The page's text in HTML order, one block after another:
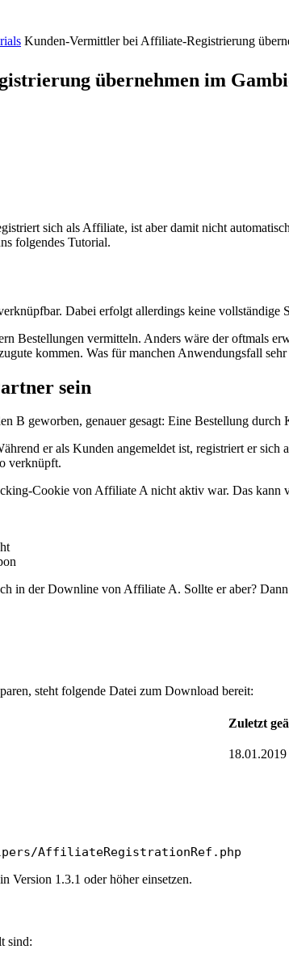
Kunden-Vermittler bei Affiliate-Registrierung
übernehmen im
sich als Affiliate, ist aber damit nicht
folgendes Tutorial.
Dabei erfolgt allerdings keine vollständige
Bestellungen vermitteln. Anders wäre der oftmals
kommen. Was für manchen Anwendungsfall
sein
B geworben, genauer gesagt: Eine Bestellung durch
er als Kunden angemeldet ist, registriert er
verknüpft.
Cookie von Affiliate A nicht aktiv war. Das kann
in der Downline von Affiliate A. Sollte er aber?
steht folgende Datei zum Download bereit:
Zuletzt
18.01.2019
AffiliateRegistrationRef.php
Version 1.3.1 oder höher einsetzen.
sind: